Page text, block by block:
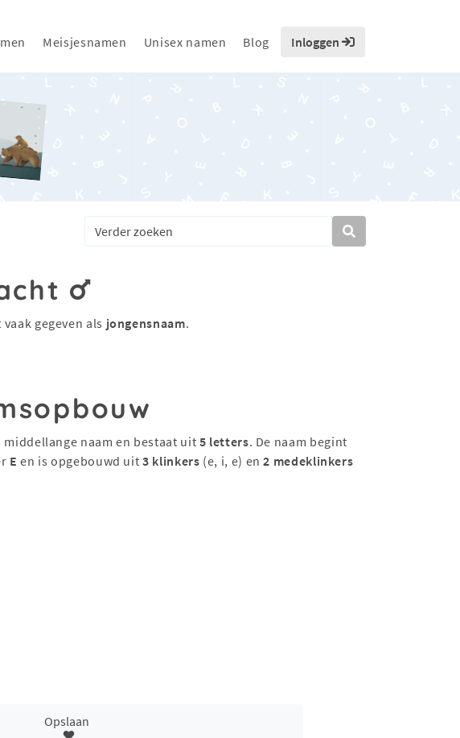
Meisjesnamen Unisex namen Blog Inloggen
gegeven als jongensnaam.
middellange naam en bestaat uit 5 letters. De naam begint
E en is opgebouwd uit3 klinkers (e, i, e) en2 medeklinkers
Opslaan